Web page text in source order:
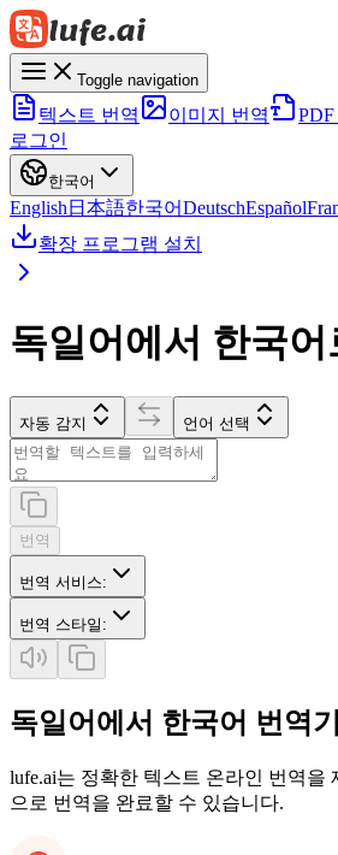
Toggle navigation
텍스트 번역 이미지 번역
로그인
한국어
English 日本語한국어DeutschEspañol
확장 프로그램 설치
독일어에서 한국어
자동 감지 언어 선택
번역
번역 서비스:
번역 스타일 :
독일어에서 한국어 번역기
lufe.ai는 정확한 텍스트 온라인 번역을
으로 번역을 완료할 수 있습니다.